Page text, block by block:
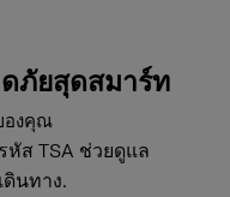
ภัยสุดสมาร์ท
องคุณ
ส TSA ช่วยดูแล
นทาง.